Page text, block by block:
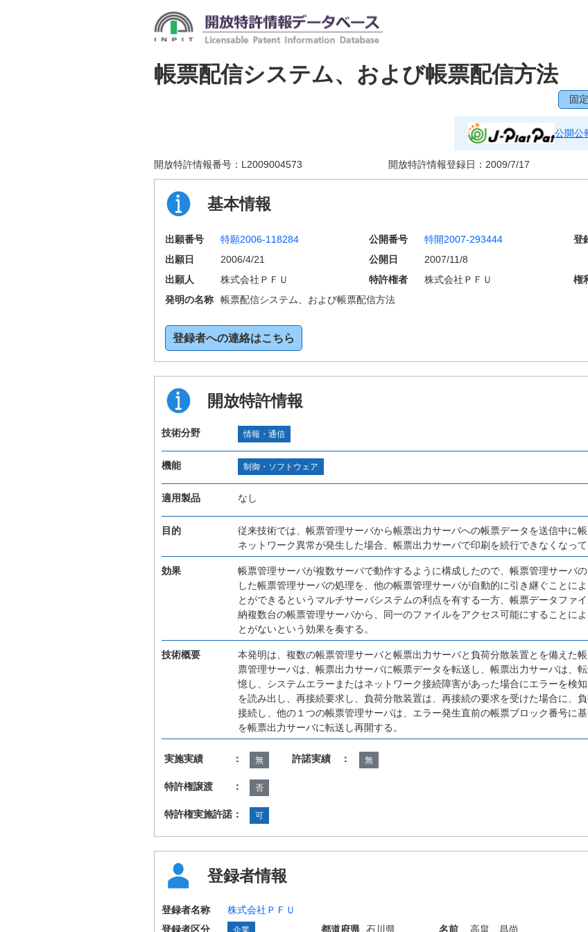
帳票配信システム、および帳票配信方法
固
公開公
開放特許情報番号： L2009004573 開放特許情報登録日： 2009/7/17
基本情報
出願番号 特願2006-118284 公開番号 特開2007-293444 登
出願日
2006/4/21 公開日
2007/11/8
出願人
株式会社ＰＦＵ 特許権者 株式会社ＰＦＵ 権
発明の名称
帳票配信システム、および帳票配信方法
登録者への連絡はこちら
開放特許情報
技術分野 情報・通信
機能 制御・ソフトウェア
適用製品 なし
目的
従来技術では、帳票管理サーバから帳票出力サーバへの帳票データを送信中に
ネットワーク異常が発生した場合、帳票出力サーバで印刷を続行できなくなっ
効果
帳票管理サーバが複数サーバで動作するように構成したので、帳票管理サーバ
した帳票管理サーバの処理を、他の帳票管理サーバが自動的に引き継ぐことに
とができるというマルチサーバシステムの利点を有する一方、帳票データファ
納複数台の帳票管理サーバから、同一のファイルをアクセス可能にすることに
とがないという効果を奏する。
技術概要
本発明は、複数の帳票管理サーバと帳票出力サーバと負荷分散装置とを備えた
票管理サーバは、帳票出力サーバに帳票データを転送し、帳票出力サーバは、
憶し、システムエラーまたはネットワーク接続障害があった場合にエラーを検
を読み出し、再接続要求し、負荷分散装置は、再接続の要求を受けた場合に、
接続し、他の１つの帳票管理サーバは、エラー発生直前の帳票ブロック番号に
を帳票出力サーバに転送し再開する。
実施実績 ： 無 許諾実績 ： 無
特許権譲渡 ： 否
特許権実施許諾： 可
登録者情報
登録者名称
株式会社ＰＦＵ
登録者区分
企業 都道府県 石川県 名前 高畠 昌尚